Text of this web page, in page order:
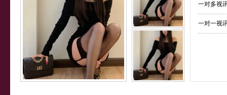
一对多视
一对一视